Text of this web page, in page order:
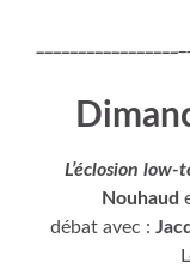
L’éclosion low-
Nouhaud
débat avec :